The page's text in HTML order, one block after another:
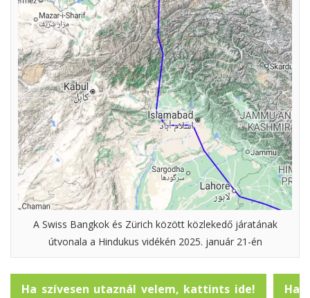
A Swiss Bangkok és Zürich között közlekedő járatának
útvonala a Hindukus vidékén 2025. január 21-én
Ha szívesen utaznál velem, kattints ide!
Ha